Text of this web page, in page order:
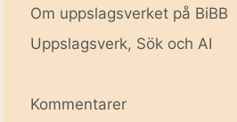
Om uppslagsverket på BiBB
Uppslagsverk, Sök och AI
Kommentarer